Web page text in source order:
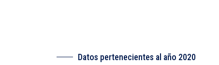
Datos pertenecientes al año 2020